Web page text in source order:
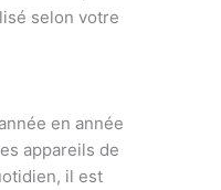
selon votre
en année
appareils de
il est